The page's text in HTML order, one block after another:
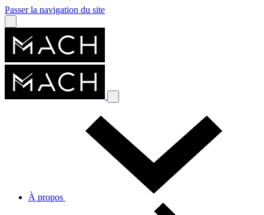
Passer la navigation du site
À propos